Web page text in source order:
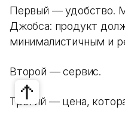
Первый — удобство.
Джобса: продукт
минималистичным и
Второй — сервис.
Третий — цена,